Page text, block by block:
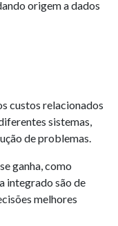
origem a dados
custos relacionados
sistemas,
de problemas.
ganha, como
integrado são de
melhores